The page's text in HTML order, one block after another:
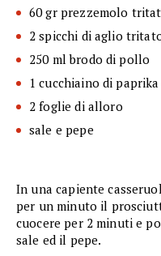
60 gr prezzemolo
2 spicchi di aglio
250 ml brodo di pollo
1 cucchiaino di
2 foglie di alloro
sale e pepe
In una capiente
per un minuto il
cuocere per 2 minuti e
sale ed il pepe.